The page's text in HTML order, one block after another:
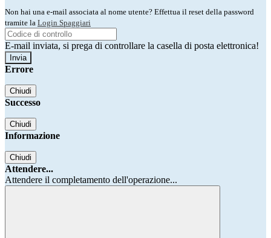
Non hai una e-mail associata al nome utente? Effettua il reset della password
tramite la Login Spaggiari
E-mail inviata, si prega di controllare la casella di posta elettronica!
Errore
Chiudi
Successo
Chiudi
Informazione
Chiudi
Attendere...
Attendere il completamento dell'operazione...